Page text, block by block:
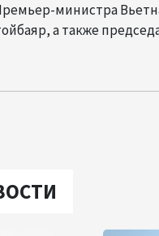
министра
а также